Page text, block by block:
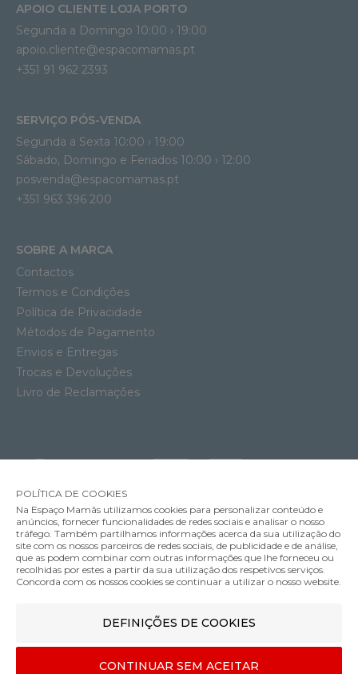
2 Chupetas Philips Avent Ultra Soft Lisa Menino 6-18m
APOIO CLIENTE LOJA PORTO
Segunda a Domingo 10:00 › 19:00
apoio.cliente@espacomamas.pt
+351 91 962 2393
SERVIÇO PÓS-VENDA
Segunda a Sexta 10:00 › 19:00
Sábado, Domingo e Feriados 10:00 › 12:00
posvenda@espacomamas.pt
+351 963 396 200
SOBRE A MARCA
Contactos
Termos e Condições
Política de Privacidade
Métodos de Pagamento
Envios e Entregas
Trocas e Devoluções
Livro de Reclamações
MÉTODOS DE ENVIO
MÉTODOS DE PAGAMENTO
POLÍTICA DE COOKIES
Na Espaço Mamãs utilizamos cookies para personalizar conteúdo e
anúncios, fornecer funcionalidades de redes sociais e analisar o nosso
tráfego. Também partilhamos informações acerca da sua utilização do
site com os nossos parceiros de redes sociais, de publicidade e de análise,
que as podem combinar com outras informações que lhe forneceu ou
recolhidas por estes a partir da sua utilização dos respetivos serviços.
Concorda com os nossos cookies se continuar a utilizar o nosso website.
DEFINIÇÕES DE COOKIES
CONTINUAR SEM ACEITAR